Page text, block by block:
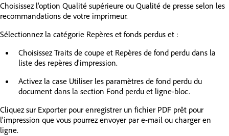
Choisissez l'option Qualité supérieure ou Qualité de presse selon les
recommandations de votre imprimeur.
Sélectionnez la catégorie Repères et fonds perdus et :
Choisissez Traits de coupe et Repères de fond perdu dans la
liste des repères d'impression.
Activez la case Utiliser les paramètres de fond perdu du
document dans la section Fond perdu et ligne-bloc.
Cliquez sur Exporter pour enregistrer un fichier PDF prêt pour
l'impression que vous pourrez envoyer par e-mail ou charger en
ligne.